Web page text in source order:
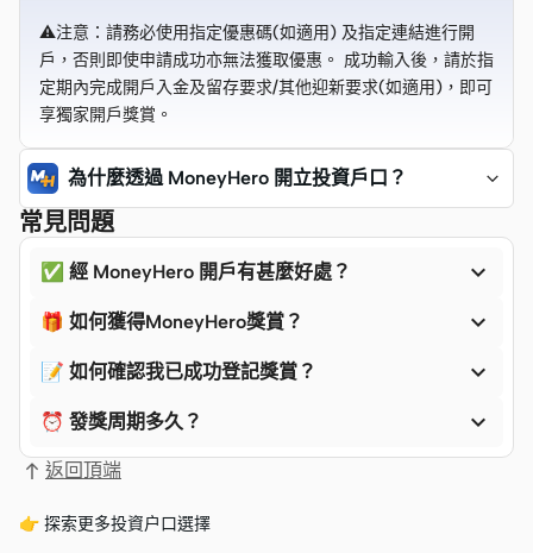
⚠️注意：請務必使用指定優惠碼(如適用) 及指定連結進行開
戶，否則即使申請成功亦無法獲取優惠。 成功輸入後，請於指
定期內完成開戶入金及留存要求/其他迎新要求(如適用)，即可
享獨家開戶獎賞。
為什麼透過 MoneyHero 開立投資戶口？
常見問題
✅ 經 MoneyHero 開戶有甚麼好處？ 
🎁 如何獲得MoneyHero獎賞？ 
📝 如何確認我已成功登記獎賞？ 
⏰ 發獎周期多久？ 
返回頂端
👉 探索更多投資户口選擇